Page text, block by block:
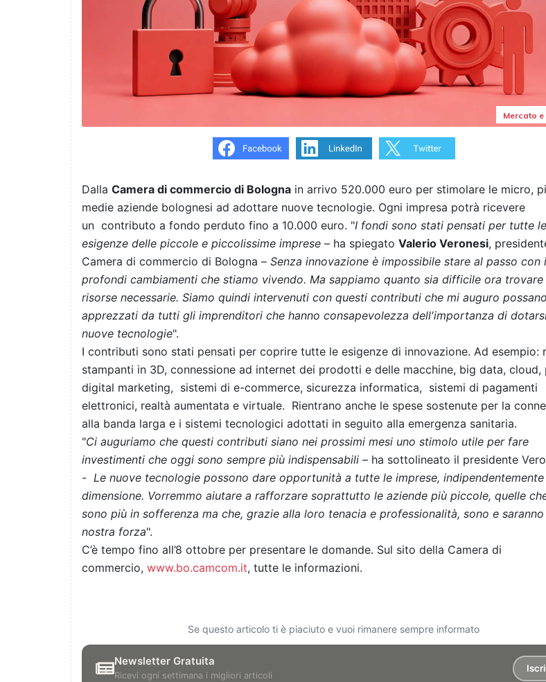
Mercato
Dalla Camera di commercio di Bologna in arrivo 520.000 euro per stimolare le micro,
medie aziende bolognesi ad adottare nuove tecnologie. Ogni impresa potrà ricevere
un contributo a fondo perduto fino a 10.000 euro. "I fondi sono stati pensati per tutte le
esigenze delle piccole e piccolissime imprese – ha spiegato Valerio Veronesi,
Camera di commercio di Bologna – Senza innovazione è impossibile stare al passo con i
profondi cambiamenti che stiamo vivendo. Ma sappiamo quanto sia difficile ora trovare
risorse necessarie. Siamo quindi intervenuti con questi contributi che mi auguro
apprezzati da tutti gli imprenditori che hanno consapevolezza dell'importanza di
nuove tecnologie".
I contributi sono stati pensati per coprire tutte le esigenze di innovazione. Ad esempio:
stampanti in 3D, connessione ad internet dei prodotti e delle macchine, big data, cloud,
digital marketing, sistemi di e-commerce, sicurezza informatica, sistemi di pagamenti
elettronici, realtà aumentata e virtuale. Rientrano anche le spese sostenute per la
alla banda larga e i sistemi tecnologici adottati in seguito alla emergenza sanitaria.
"Ci auguriamo che questi contributi siano nei prossimi mesi uno stimolo utile per fare
investimenti che oggi sono sempre più indispensabili – ha sottolineato il presidente
- Le nuove tecnologie possono dare opportunità a tutte le imprese, indipendentemente
dimensione. Vorremmo aiutare a rafforzare soprattutto le aziende più piccole, quelle
sono più in sofferenza ma che, grazie alla loro tenacia e professionalità, sono e saranno
nostra forza".
C’è tempo fino all’8 ottobre per presentare le domande. Sul sito della Camera di
commercio, www.bo.camcom.it, tutte le informazioni.
Se questo articolo ti è piaciuto e vuoi rimanere sempre informato
Newsletter Gratuita
Ricevi ogni settimana i migliori articoli